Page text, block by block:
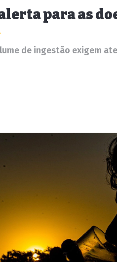
para as
de ingestão exigem